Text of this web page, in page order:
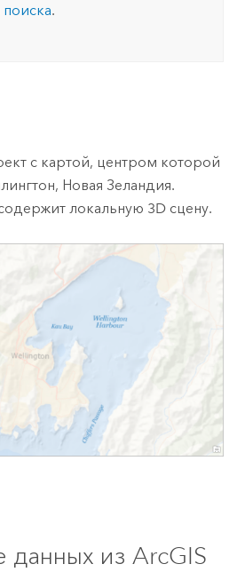
поиска.
с картой, центром которой
Новая Зеландия.
локальную 3D сцену.
данных из ArcGIS